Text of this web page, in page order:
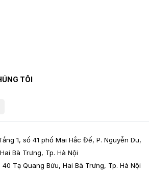
TÔI
1, số 41 phố Mai Hắc Đế, P. Nguyễn Du,
Bà Trưng, Tp. Hà Nội
Tạ Quang Bửu, Hai Bà Trưng, Tp. Hà Nội